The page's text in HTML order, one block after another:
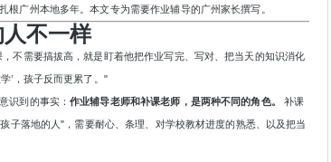
根广州本地多年。本文专为需要作业辅导的广州家长撰写。
不一样
需要搞拔高，就是盯着他把作业写完、写对、把当天的知识消化
’，孩子反而更累了。"
识到的事实：作业辅导老师和补课老师，是两种不同的角色。 补课
子落地的人"，需要耐心、条理、对学校教材进度的熟悉、以及把当